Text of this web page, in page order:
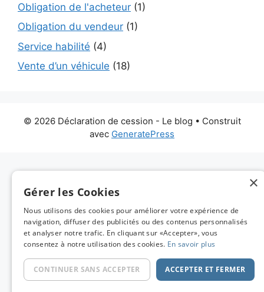
Obligation de l'acheteur (1)
Obligation du vendeur (1)
Service habilité (4)
Vente d’un véhicule (18)
© 2026 Déclaration de cession - Le blog • Construit
avec GeneratePress
×
Gérer les Cookies
Nous utilisons des cookies pour améliorer votre expérience de
navigation, diffuser des publicités ou des contenus personnalisés
et analyser notre trafic. En cliquant sur «Accepter», vous
consentez à notre utilisation des cookies. En savoir plus
ACCEPTER ET FERMER
CONTINUER SANS ACCEPTER